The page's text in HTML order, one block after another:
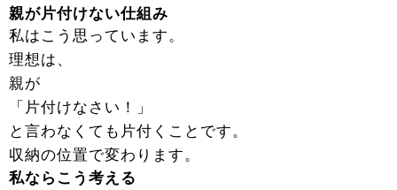
親が片付けない仕組み
私はこう思っています。
理想は、
親が
「片付けなさい！」
と言わなくても片付くことです。
収納の位置で変わります。
私ならこう考える